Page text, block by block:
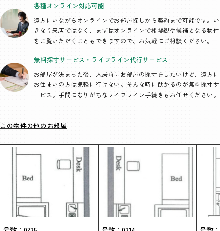
各種オンライン対応可能
遠方にいながらオンラインでお部屋探しから契約まで可能です。い
きなり来店ではなく、まずはオンラインで相場観や候補となる物件
をご覧いただくこともできますので、お気軽にご相談ください。
無料採寸サービス・ ライフライン代行サービス
お部屋が決まった後、入居前にお部屋の採寸をしたいけど、遠方に
お住まいの方は気軽に行けない。そんな時に助かるのが無料採寸サ
ービス。手間になりがちなライフライン手続きもお任せください。
この物件の他のお部屋